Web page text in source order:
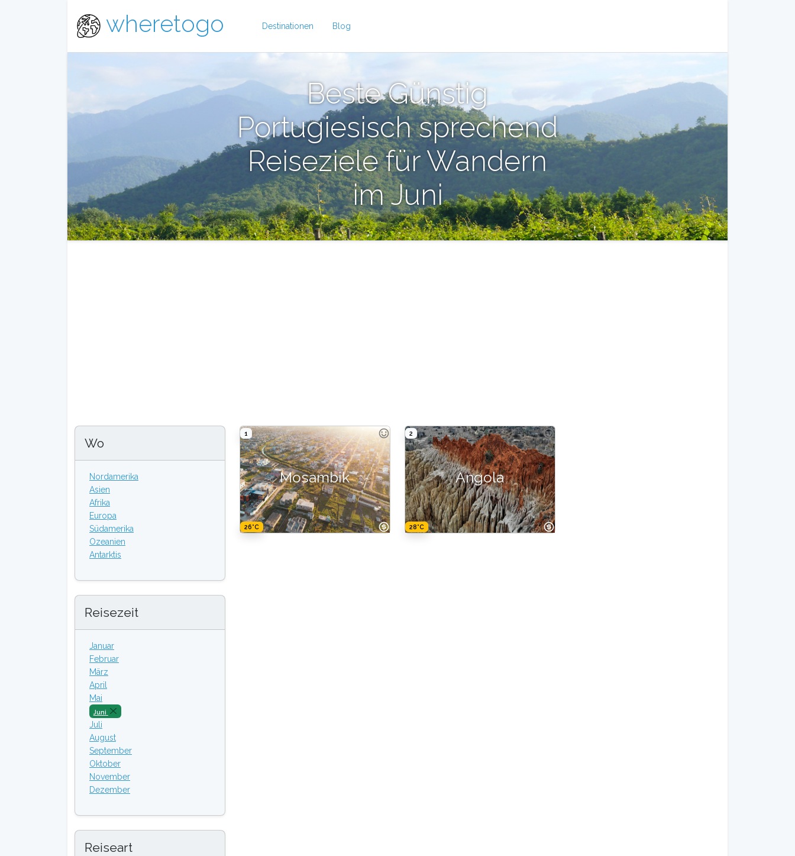
wheretogo Destinationen Blog
Beste Günstig
Portugiesisch sprechend
Reiseziele für Wandern
im Juni
Wo
Nordamerika
Asien
Afrika
Europa
Südamerika
Ozeanien
Antarktis
Reisezeit
Januar
Februar
März
April
Mai
Juni
Juli
August
September
Oktober
November
Dezember
Reiseart
1
26°C
Mosambik
2
28°C
Angola